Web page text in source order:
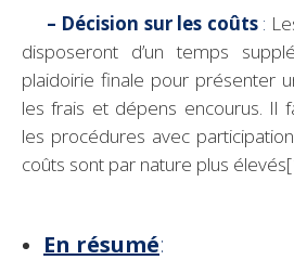
– Décision sur les coûts:
disposeront d’un temps
plaidoirie finale pour présenter
les frais et dépens encourus. Il
les procédures avec
coûts sont par nature plus élevés
En résumé: